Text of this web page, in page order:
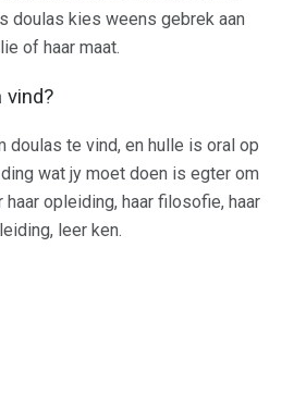
doulas kies weens gebrek aan
of haar maat.
vind?
doulas te vind, en hulle is oral op
wat jy moet doen is egter om
haar opleiding, haar filosofie, haar
leer ken.